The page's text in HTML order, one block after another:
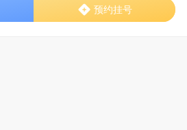
预约挂号